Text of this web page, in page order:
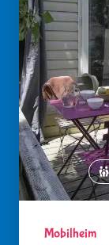
Mobilheim